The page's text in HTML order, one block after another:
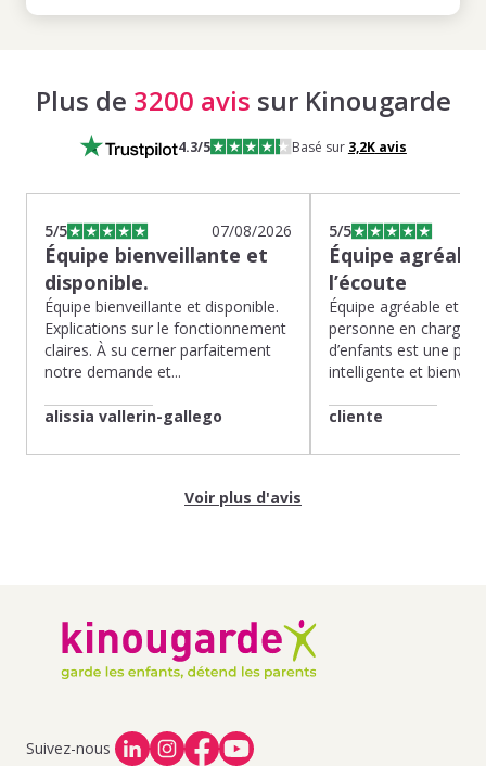
Plus de 3200 avis sur Kinougarde
4.3/5 Basé sur 3,2Kavis
5/5 07/08/2026
Équipe bienveillante et
disponible.
Équipe bienveillante et disponible.
Explications sur le fonctionnement
claires. À su cerner parfaitement
notre demande et...
alissia vallerin-gallego
5/5
Équipe
l’écoute
Équipe agréable et à
personne en charge
d’enfants est une
intelligente et
cliente
Voir plus d'avis
Suivez-nous